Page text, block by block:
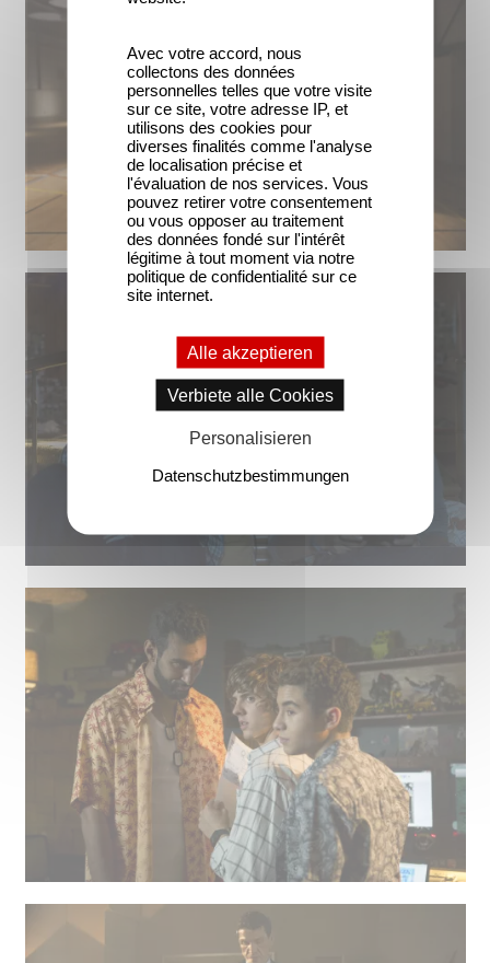
Avec votre accord, nous
collectons des données
personnelles telles que votre visite
sur ce site, votre adresse IP, et
utilisons des cookies pour
diverses finalités comme l'analyse
de localisation précise et
l'évaluation de nos services. Vous
pouvez retirer votre consentement
ou vous opposer au traitement
des données fondé sur l'intérêt
légitime à tout moment via notre
politique de confidentialité sur ce
site internet.
Alle akzeptieren
Verbiete alle Cookies
Personalisieren
Datenschutzbestimmungen